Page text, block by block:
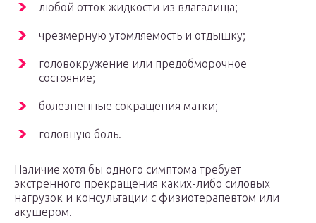
любой отток жидкости из влагалища;
чрезмерную утомляемость и отдышку;
головокружение или предобморочное
состояние;
болезненные сокращения матки;
головную боль.
Наличие хотя бы одного симптома требует
экстренного прекращения каких-либо силовых
нагрузок и консультации с физиотерапевтом или
акушером.